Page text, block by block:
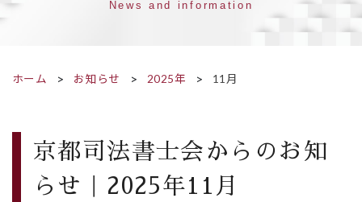
News and information
ホーム お知らせ 2025年 11月
京都司法書士会からのお知
らせ｜2025年11月